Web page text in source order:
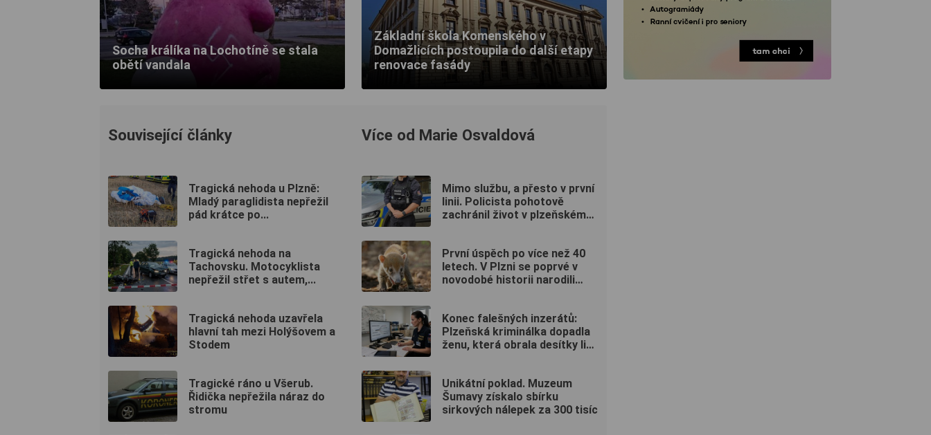
Socha králíka na Lochotíně se stala
obětí vandala
Základní škola Komenského v
Domažlicích postoupila do další etapy
renovace fasády
Související články
Tragická nehoda u Plzně:
Mladý paraglidista nepřežil
pád krátce po...
Tragická nehoda na
Tachovsku. Motocyklista
nepřežil střet s autem,...
Tragická nehoda uzavřela
hlavní tah mezi Holýšovem a
Stodem
Tragické ráno u Všerub.
Řidička nepřežila náraz do
stromu
Více od Marie Osvaldová
Mimo službu, a přesto v první
linii. Policista pohotově
zachránil život v plzeňském
První úspěch po více než 40
letech. V Plzni se poprvé v
novodobé historii narodili
Konec falešných inzerátů:
Plzeňská kriminálka dopadla
ženu, která obrala desítky lidí
Unikátní poklad. Muzeum
Šumavy získalo sbírku
sirkových nálepek za 300 tisíc